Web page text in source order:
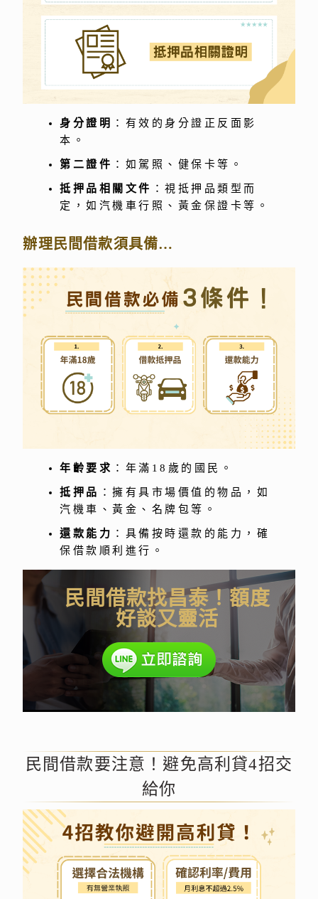
身分證明
：有效的身分證正反面影
本。
第二證件 ：如駕照、健保卡等。
抵押品相關文件
：視抵押品類型而
定，如汽機車行照、黃金保證卡等。
辦理民間借款須具備…
年齡要求 ：年滿18歲的國民。
抵押品
：擁有具市場價值的物品，如
汽機車、黃金、名牌包等。
還款能力 ：具備按時還款的能力，確
保借款順利進行。
民間借款找昌泰！額度
好談又靈活
民間借款要注意！避免高利貸4招交
給你